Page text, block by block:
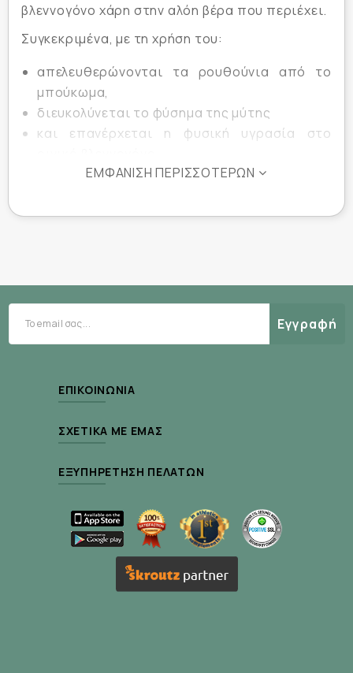
βλεννογόνο χάρη στην αλόη βέρα που περιέχει.
Συγκεκριμένα, με τη χρήση του:
απελευθερώνονται τα ρουθούνια από το
μπούκωμα,
διευκολύνεται το φύσημα της μύτης
και επανέρχεται η φυσική υγρασία στο
τη γέννηση, χωρίς συντηρητικά και χωρίς
προωθητικά αέρια, απόλυτα ασφαλές για
Τρόπος χρήσης :
Εφαρμόστε 2-6 ψεκασμούς την ημέρα σε κάθε
ρουθούνι.
ΕΜΦΆΝΙΣΗ ΠΕΡΙΣΣΌΤΕΡΩΝ
Εγγραφή
ΕΠΙΚΟΙΝΩΝΊΑ
ΣΧΕΤΙΚΆ ΜΕ ΕΜΆΣ
ΕΞΥΠΗΡΈΤΗΣΗ ΠΕΛΑΤΏΝ